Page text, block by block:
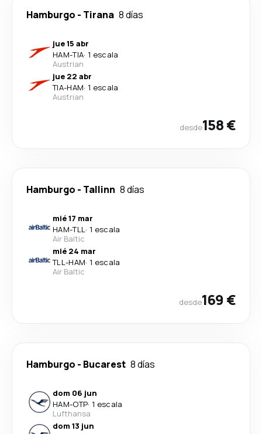
Hamburgo - Tirana 8 días
jue 15 abr
HAM-TIA· 1 escala
Austrian
jue 22 abr
TIA-HAM· 1 escala
Austrian
desde158 €
Hamburgo - Tallinn 8 días
mié 17 mar
HAM-TLL· 1 escala
Air Baltic
mié 24 mar
TLL-HAM· 1 escala
Air Baltic
desde169 €
Hamburgo - Bucarest 8 días
dom 06 jun
HAM-OTP· 1 escala
Lufthansa
dom 13 jun